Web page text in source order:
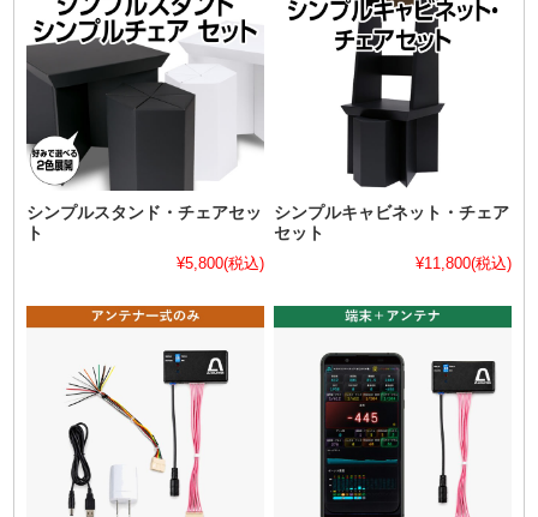
シンプルスタンド・チェアセッ
ト
¥5,800(税込)
シンプルキャビネット・チェア
セット
¥11,800(税込)